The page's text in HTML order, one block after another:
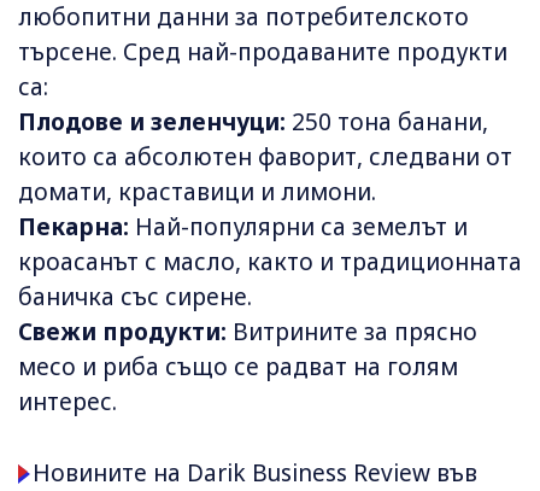
любопитни данни за потребителското
търсене. Сред най-продаваните продукти
са:
Плодове и зеленчуци: 250 тона банани,
които са абсолютен фаворит, следвани от
домати, краставици и лимони.
Пекарна: Най-популярни са земелът и
кроасанът с масло, както и традиционната
баничка със сирене.
Свежи продукти: Витрините за прясно
месо и риба също се радват на голям
интерес.
Новините на Darik Business Review във